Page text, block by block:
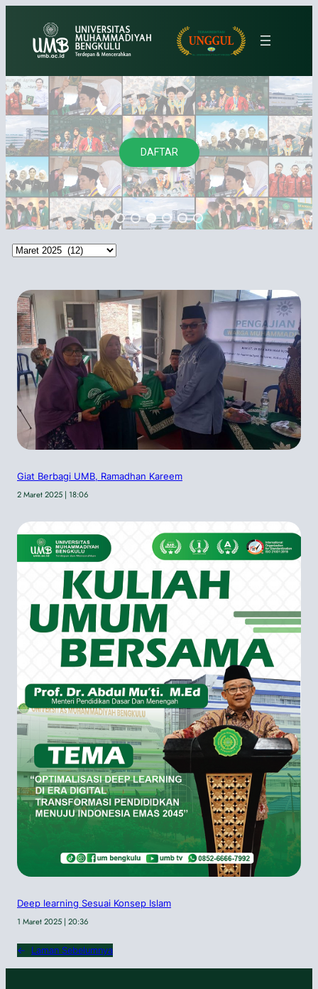
konten
DAFTAR
Arsip
Giat Berbagi UMB, Ramadhan Kareem
2 Maret 2025 | 18:06
Deep learning Sesuai Konsep Islam
1 Maret 2025 | 20:36
← Laman Sebelumnya